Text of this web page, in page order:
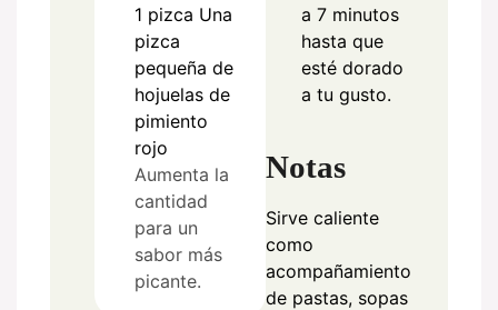
1 pizca Una
pizca
pequeña de
hojuelas de
pimiento
rojo
Aumenta la
cantidad
para un
sabor más
picante.
a 7 minutos
hasta que
esté dorado
a tu gusto.
Notas
Sirve caliente
como
acompañamiento
de pastas, sopas